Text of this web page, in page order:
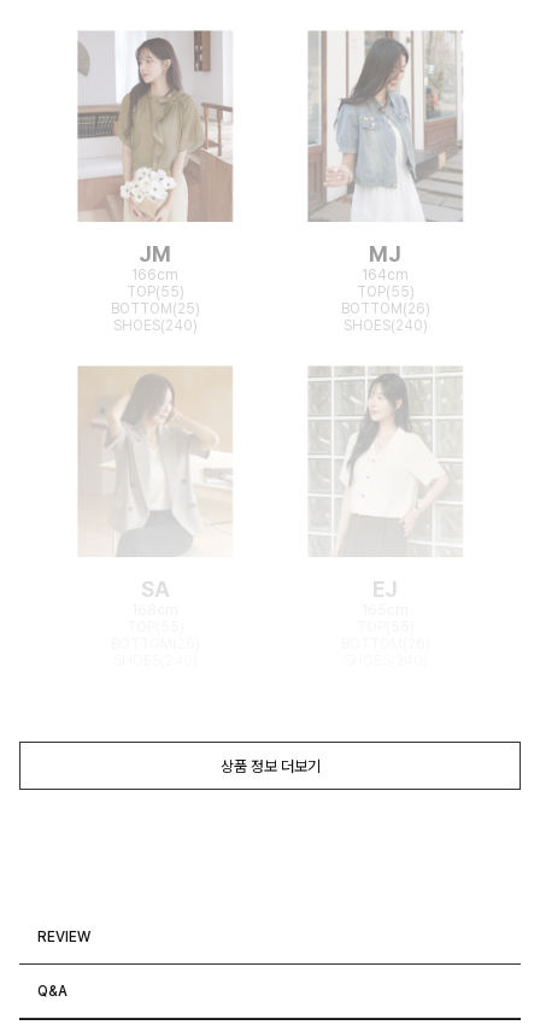
JM
166cm
TOP(55)
BOTTOM(25)
SHOES(240)
MJ
164cm
TOP(55)
BOTTOM(26)
SHOES(240)
SA EJ
상품 정보 더보기
REVIEW
Q&A